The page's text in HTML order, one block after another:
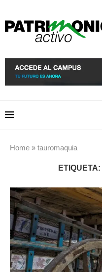
Home » tauromaquia
ETIQUETA: